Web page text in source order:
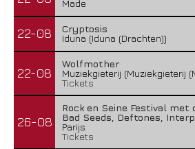
Made
22-08
Cryptosis
Iduna (Iduna (Drachten))
22-08
Wolfmother
Muziekgieterij (Muziekgieterij
Tickets
26-08
Rock en Seine Festival met
Bad Seeds, Deftones,
Parijs
Tickets